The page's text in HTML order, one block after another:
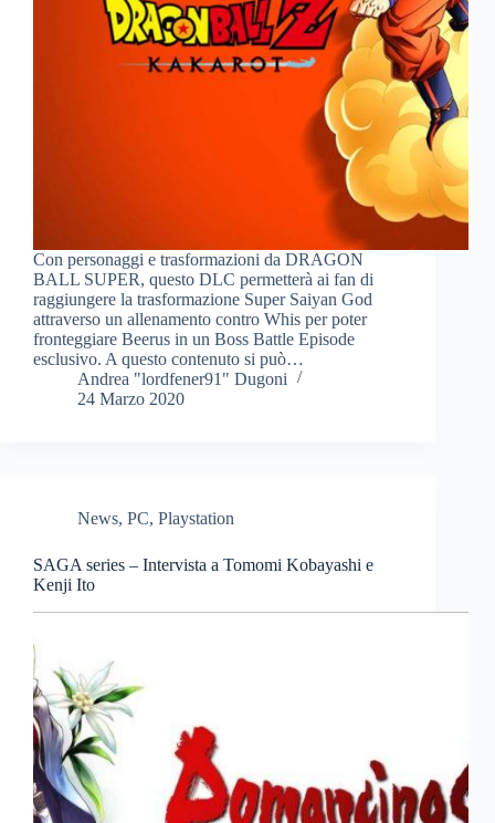
Con personaggi e trasformazioni da DRAGON
BALL SUPER, questo DLC permetterà ai fan di
raggiungere la trasformazione Super Saiyan God
attraverso un allenamento contro Whis per poter
fronteggiare Beerus in un Boss Battle Episode
esclusivo. A questo contenuto si può…
Andrea "lordfener91" Dugoni
24 Marzo 2020
News, PC, Playstation
SAGA series – Intervista a Tomomi Kobayashi e
Kenji Ito